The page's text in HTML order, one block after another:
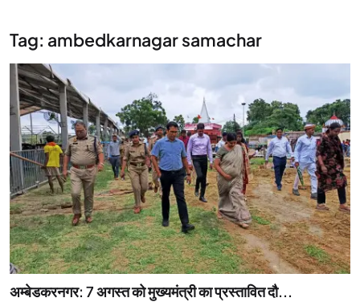
Tag: ambedkarnagar samachar
अम्बेडकरनगर: 7 अगस्त को मुख्यमंत्री का प्रस्तावित दौ...